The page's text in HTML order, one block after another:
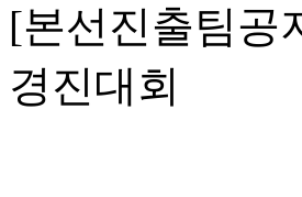
[본선진출팀공
경진대회